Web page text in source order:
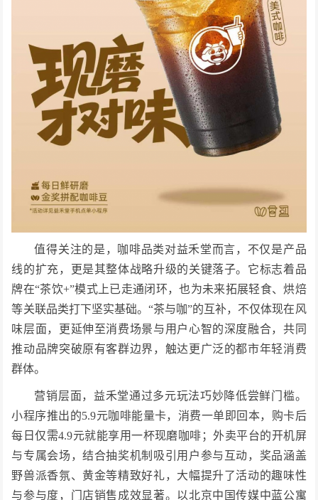
值得关注的是，咖啡品类对益禾堂而言，不仅是产品
线的扩充，更是其整体战略升级的关键落子。它标志着品
牌在“茶饮+”模式上已走通闭环，也为未来拓展轻食、烘焙
等关联品类打下坚实基础。“茶与咖”的互补，不仅体现在风
味层面，更延伸至消费场景与用户心智的深度融合，共同
推动品牌突破原有客群边界，触达更广泛的都市年轻消费
群体。
营销层面，益禾堂通过多元玩法巧妙降低尝鲜门槛。
小程序推出的5.9元咖啡能量卡，消费一单即回本，购卡后
每日仅需4.9元就能享用一杯现磨咖啡；外卖平台的开机屏
与专属会场，结合抽奖机制吸引用户参与互动，奖品涵盖
野兽派香氛、黄金等精致好礼，大幅提升了活动的趣味性
与参与度，门店销售成效显著。以北京中国传媒中蓝公寓